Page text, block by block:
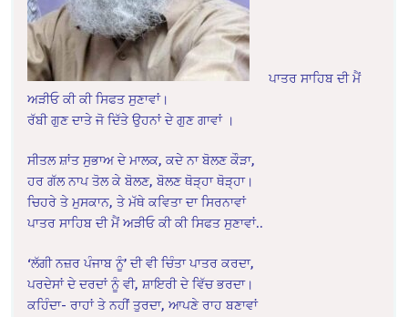
ਪਾਤਰ ਸਾਹਿਬ ਦੀ ਮੈਂ
ਅੜੀਓ ਕੀ ਕੀ ਸਿਫਤ ਸੁਣਾਵਾਂ।
ਰੱਬੀ ਗੁਣ ਦਾਤੇ ਜੋ ਦਿੱਤੇ ਉਹਨਾਂ ਦੇ ਗੁਣ ਗਾਵਾਂ ।
ਸੀਤਲ ਸ਼ਾਂਤ ਸੁਭਾਅ ਦੇ ਮਾਲਕ, ਕਦੇ ਨਾ ਬੋਲਣ ਕੌੜਾ,
ਹਰ ਗੱਲ ਨਾਪ ਤੋਲ ਕੇ ਬੋਲਣ, ਬੋਲਣ ਥੋੜ੍ਹਾ ਥੋੜ੍ਹਾ।
ਚਿਹਰੇ ਤੇ ਮੁਸਕਾਨ, ਤੇ ਮੱਥੇ ਕਵਿਤਾ ਦਾ ਸਿਰਨਾਵਾਂ
ਪਾਤਰ ਸਾਹਿਬ ਦੀ ਮੈਂ ਅੜੀਓ ਕੀ ਕੀ ਸਿਫਤ ਸੁਣਾਵਾਂ..
‘ਲੱਗੀ ਨਜ਼ਰ ਪੰਜਾਬ ਨੂੰ’ ਦੀ ਵੀ ਚਿੰਤਾ ਪਾਤਰ ਕਰਦਾ,
ਪਰਦੇਸਾਂ ਦੇ ਦਰਦਾਂ ਨੂੰ ਵੀ, ਸ਼ਾਇਰੀ ਦੇ ਵਿੱਚ ਭਰਦਾ।
ਕਹਿੰਦਾ- ਰਾਹਾਂ ਤੇ ਨਹੀਂ ਤੁਰਦਾ, ਆਪਣੇ ਰਾਹ ਬਣਾਵਾਂ